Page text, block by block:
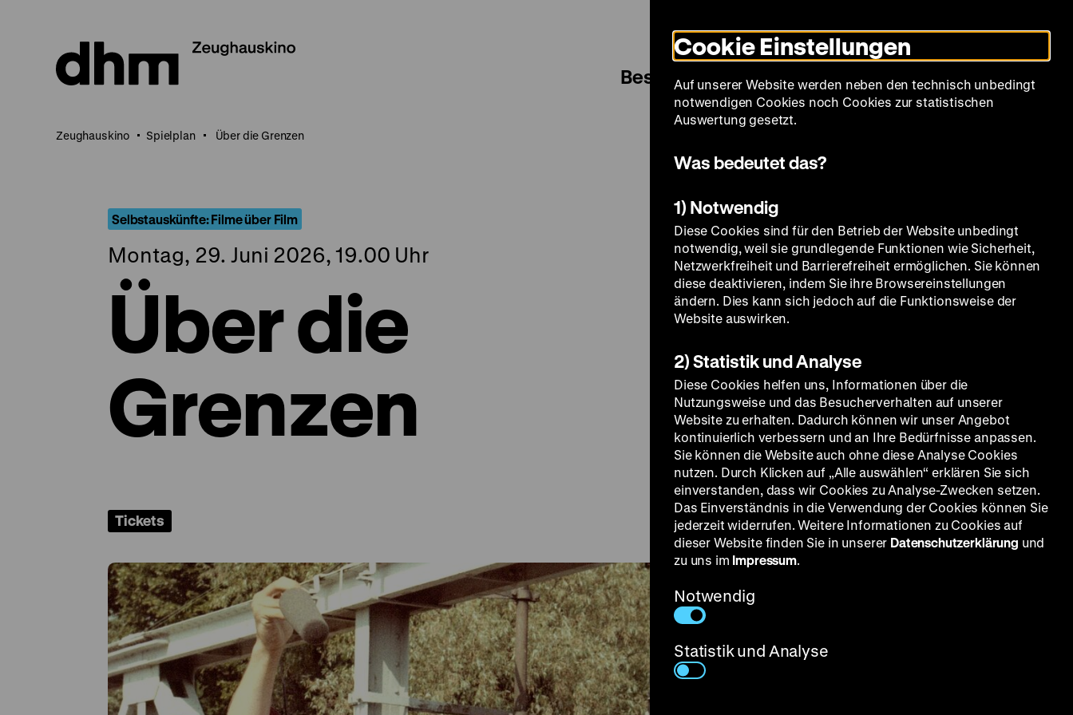
Seiteninhalt
springen
Modus
umschalten
Sprache
Besuch Spielplan Filmreihen Über uns
Zeughauskino Spielplan Über die Grenzen
Selbstauskünfte: Filme über Film
Montag, 29. Juni 2026, 19.00 Uhr
Über die
Grenzen
Tickets
Cookie Einstellungen
Auf unserer Website werden neben den technisch unbedingt
notwendigen Cookies noch Cookies zur statistischen
Auswertung gesetzt.
Was bedeutet das?
1) Notwendig
Diese Cookies sind für den Betrieb der Website unbedingt
notwendig, weil sie grundlegende Funktionen wie Sicherheit,
Netzwerkfreiheit und Barrierefreiheit ermöglichen. Sie können
diese deaktivieren, indem Sie ihre Browsereinstellungen
ändern. Dies kann sich jedoch auf die Funktionsweise der
Website auswirken.
2) Statistik und Analyse
Diese Cookies helfen uns, Informationen über die
Nutzungsweise und das Besucherverhalten auf unserer
Website zu erhalten. Dadurch können wir unser Angebot
kontinuierlich verbessern und an Ihre Bedürfnisse anpassen.
Sie können die Website auch ohne diese Analyse Cookies
nutzen. Durch Klicken auf „Alle auswählen“ erklären Sie sich
einverstanden, dass wir Cookies zu Analyse-Zwecken setzen.
Das Einverständnis in die Verwendung der Cookies können Sie
jederzeit widerrufen. Weitere Informationen zu Cookies auf
dieser Website finden Sie in unserer Datenschutzerklärung und
zu uns im Impressum.
Notwendig
Statistik und Analyse